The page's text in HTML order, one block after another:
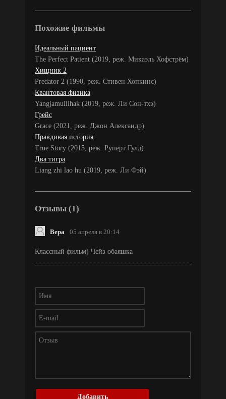
Похожие фильмы
Идеальный пациент
The Perfect Patient (2019, реж. Микаэль Хофстрём)
Хищник 2
Predator 2 (1990, реж. Стивен Хопкинс)
Квантовая физика
Yangjamullihak (2019, реж. Ли Сон-тхэ)
Грейс
Grace (2021, реж. Джон Александр)
Правдивая история
True Story (2015, реж. Руперт Гулд)
Два тигра
Liang zhi lao hu (2019, реж. Ли Фэй)
Отзывы (1)
Вера 05 апреля в 20:14
Классный фильм) Чейз обаяшка
Добавить